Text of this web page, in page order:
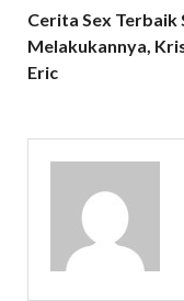
Cerita Sex Terbaik
Melakukannya,
Eric